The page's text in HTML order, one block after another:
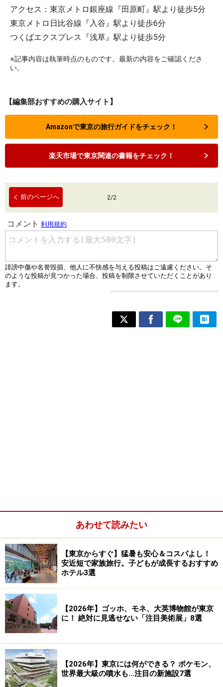
アクセス：東京メトロ銀座線『田原町』駅より徒歩5分
東京メトロ日比谷線『入谷』駅より徒歩6分
つくばエクスプレス『浅草』駅より徒歩5分
※記事内容は執筆時点のものです。最新の内容をご確認くださ
い。
【編集部おすすめの購入サイト】
Amazonで東京の旅行ガイドをチェック！
楽天市場で東京関連の書籍をチェック！
前のページへ 2/2
あわせて読みたい
【東京からすぐ】猛暑も安心＆コスパよし！
安近短で家族旅行。子どもが成長するおすすめ
ホテル3選
【2026年】ゴッホ、モネ、大英博物館が東京
に！ 絶対に見逃せない「注目美術展」8選
【2026年】東京には何ができる？ ポケモン、
世界最大級の噴水も…注目の新施設7選